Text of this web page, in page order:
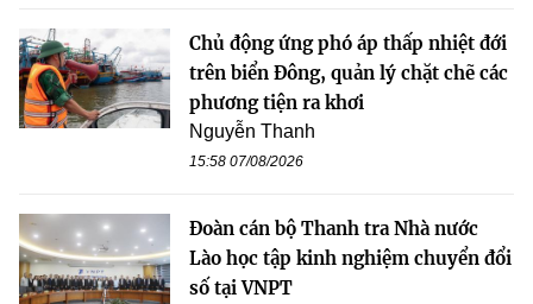
Chủ động ứng phó áp thấp nhiệt đới
trên biển Đông, quản lý chặt chẽ các
phương tiện ra khơi
Nguyễn Thanh
15:58 07/08/2026
Đoàn cán bộ Thanh tra Nhà nước
Lào học tập kinh nghiệm chuyển đổi
số tại VNPT